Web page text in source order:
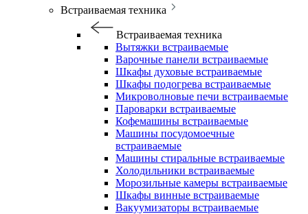
Встраиваемая техника
Встраиваемая техника
Вытяжки встраиваемые
Варочные панели встраиваемые
Шкафы духовые встраиваемые
Шкафы подогрева встраиваемые
Микроволновые печи встраиваемые
Пароварки встраиваемые
Кофемашины встраиваемые
Машины посудомоечные
встраиваемые
Машины стиральные встраиваемые
Холодильники встраиваемые
Морозильные камеры встраиваемые
Шкафы винные встраиваемые
Вакуумизаторы встраиваемые